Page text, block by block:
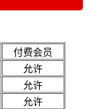
付费会员
允许
允许
允许